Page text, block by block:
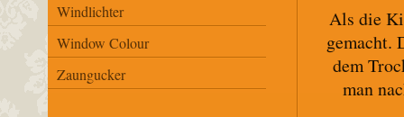
Als die
gemacht.
dem
man
Windlichter
Window Colour
Zaungucker